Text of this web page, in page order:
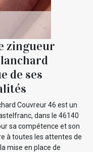
zingueur
de ses
Couvreur 46 est un
dans le 46140
sa compétence et son
à toutes les attentes de
mise en place de